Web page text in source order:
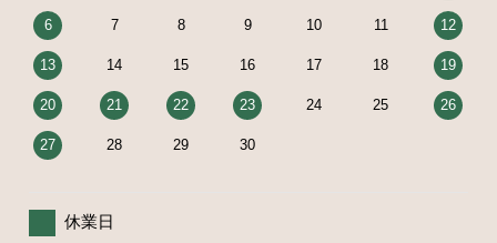
6 7 8 9 10 11 12
13 14 15 16 17 18 19
20 21 22 23 24 25 26
27 28 29 30
休業日